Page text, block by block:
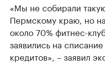
«Мы не собирали
Пермскому краю, но
около 70% фитнес-
заявились на
кредитов», – заявил